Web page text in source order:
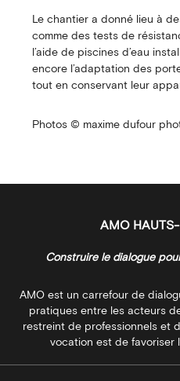
Le chantier a donné lieu à
comme des tests de
l’aide de piscines d’eau
encore l’adaptation des
tout en conservant leur
Photos © maxime dufour
AMO
Construire le dialogue
AMO est un carrefour de
pratiques entre les acteurs
restreint de professionnels et
vocation est de favoriser